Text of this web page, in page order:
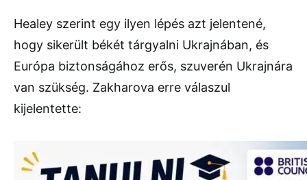
Healey szerint egy ilyen lépés azt jelentené,
hogy sikerült békét tárgyalni Ukrajnában, és
Európa biztonságához erős, szuverén Ukrajnára
van szükség. Zakharova erre válaszul
kijelentette: